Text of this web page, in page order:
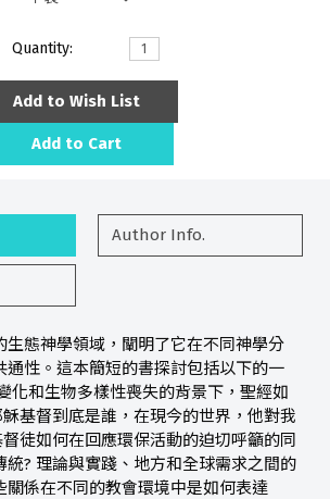
Quantity:
Add to Wish List
Add to Cart
Author Info.
生態神學領域，闡明了它在不同神學分
通性。這本簡短的書探討包括以下的一
化和生物多樣性喪失的背景下，聖經如
基督到底是誰，在現今的世界，他對我
徒如何在回應環保活動的迫切呼籲的同
統? 理論與實踐、地方和全球需求之間的
關係在不同的教會環境中是如何表達